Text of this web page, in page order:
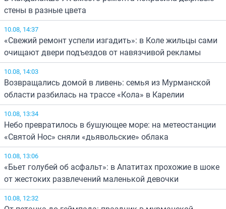
стены в разные цвета
10.08, 14:37
«Свежий ремонт успели изгадить»: в Коле жильцы сами
очищают двери подъездов от навязчивой рекламы
10.08, 14:03
Возвращались домой в ливень: семья из Мурманской
области разбилась на трассе «Кола» в Карелии
10.08, 13:34
Небо превратилось в бушующее море: на метеостанции
«Святой Нос» сняли «дьявольские» облака
10.08, 13:06
«Бьет голубей об асфальт»: в Апатитах прохожие в шоке
от жестоких развлечений маленькой девочки
10.08, 12:32